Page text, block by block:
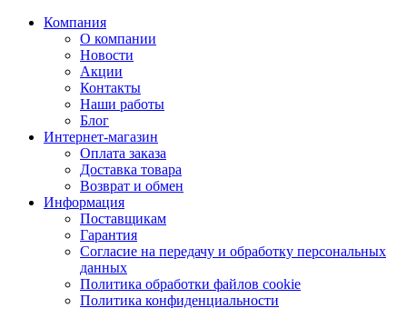
Компания
О компании
Новости
Акции
Контакты
Наши работы
Блог
Интернет-магазин
Оплата заказа
Доставка товара
Возврат и обмен
Информация
Поставщикам
Гарантия
Согласие на передачу и обработку персональных
данных
Политика обработки файлов cookie
Политика конфиденциальности